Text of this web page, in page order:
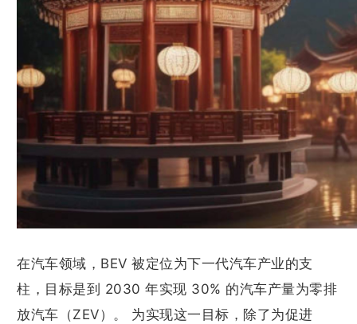
在汽车领域，BEV 被定位为下一代汽车产业的支
柱，目标是到 2030 年实现 30% 的汽车产量为零排
放汽车（ZEV）。 为实现这一目标，除了为促进